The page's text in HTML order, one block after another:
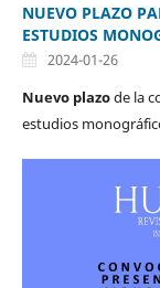
NUEVO PLAZO
ESTUDIOS
2024-01-26
Nuevo plazode la
estudios